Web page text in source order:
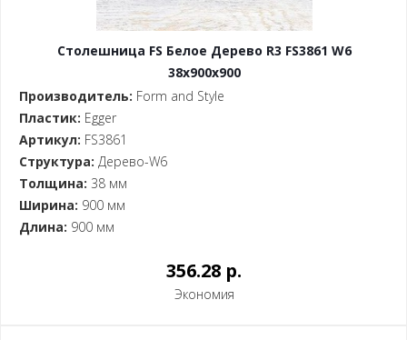
Столешница FS Белое Дерево R3 FS3861 W6
38x900x900
Производитель: Form and Style
Пластик: Egger
Артикул: FS3861
Структура: Дерево-W6
Толщина: 38 мм
Ширина: 900 мм
Длина: 900 мм
356.28 p.
Экономия